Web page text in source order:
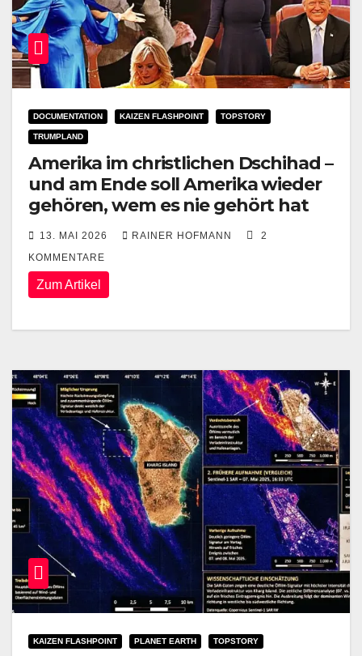
DOCUMENTATION KAIZEN FLASHPOINT TOPSTORY
TRUMPLAND
Amerika im christlichen Dschihad –
und am Ende soll Amerika wieder
gehören, wem es nie gehört hat
13. MAI 2026 RAINER HOFMANN
2
KOMMENTARE
Zum Artikel
KAIZEN FLASHPOINT PLANET EARTH TOPSTORY